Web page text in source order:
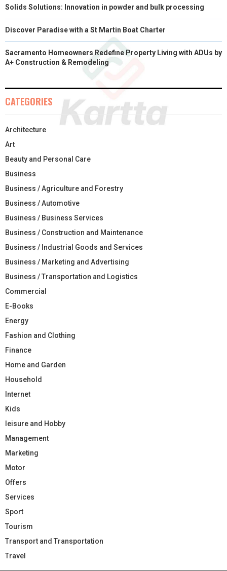
Solids Solutions: Innovation in powder and bulk processing
Discover Paradise with a St Martin Boat Charter
Sacramento Homeowners Redefine Property Living with ADUs by
A+ Construction & Remodeling
CATEGORIES
Architecture
Art
Beauty and Personal Care
Business
Business / Agriculture and Forestry
Business / Automotive
Business / Business Services
Business / Construction and Maintenance
Business / Industrial Goods and Services
Business / Marketing and Advertising
Business / Transportation and Logistics
Commercial
E-Books
Energy
Fashion and Clothing
Finance
Home and Garden
Household
Internet
Kids
leisure and Hobby
Management
Marketing
Motor
Offers
Services
Sport
Tourism
Transport and Transportation
Travel